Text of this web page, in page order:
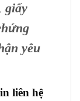
giấy
yêu
liên hệ